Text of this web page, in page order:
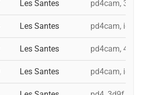
Les Santes pd4cam, 3d9f,
Les Santes pd4cam, id
Les Santes pd4cam, 4d9f, i
Les Santes pd4cam, id